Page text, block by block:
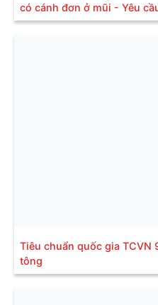
có cánh đơn ở mũi - Yêu
Tiêu chuẩn quốc gia TCVN
tông